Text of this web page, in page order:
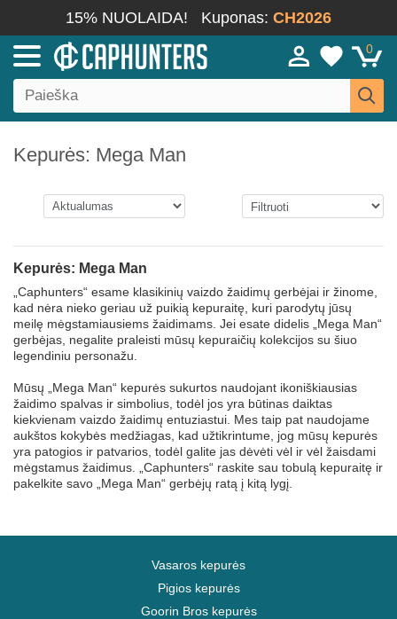
15% NUOLAIDA! Kuponas: CH2026
0
Kepurės: Mega Man
Kepurės: Mega Man
„Caphunters“ esame klasikinių vaizdo žaidimų gerbėjai ir žinome,
kad nėra nieko geriau už puikią kepuraitę, kuri parodytų jūsų
meilę mėgstamiausiems žaidimams. Jei esate didelis „Mega Man“
gerbėjas, negalite praleisti mūsų kepuraičių kolekcijos su šiuo
legendiniu personažu.
Mūsų „Mega Man“ kepurės sukurtos naudojant ikoniškiausias
žaidimo spalvas ir simbolius, todėl jos yra būtinas daiktas
kiekvienam vaizdo žaidimų entuziastui. Mes taip pat naudojame
aukštos kokybės medžiagas, kad užtikrintume, jog mūsų kepurės
yra patogios ir patvarios, todėl galite jas dėvėti vėl ir vėl žaisdami
mėgstamus žaidimus. „Caphunters“ raskite sau tobulą kepuraitę ir
pakelkite savo „Mega Man“ gerbėjų ratą į kitą lygį.
Vasaros kepurės
Pigios kepurės
Goorin Bros kepurės